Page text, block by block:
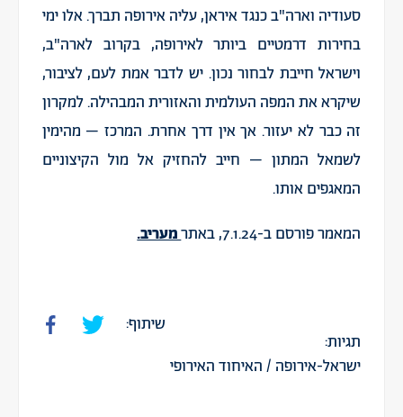
סעודיה וארה"ב כנגד איראן, עליה אירופה תברך. אלו ימי
בחירות דרמטיים ביותר לאירופה, בקרוב לארה"ב,
וישראל חייבת לבחור נכון. יש לדבר אמת לעם, לציבור,
שיקרא את המפה העולמית והאזורית המבהילה. למקרון
זה כבר לא יעזור. אך אין דרך אחרת. המרכז – מהימין
לשמאל המתון – חייב להחזיק אל מול הקיצוניים
המאגפים אותו.
המאמר פורסם ב-7.1.24, באתר מעריב.
שיתוף:
תגיות:
ישראל-אירופה/ האיחוד האירופי